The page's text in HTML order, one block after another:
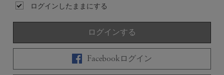
ログインしたままにする
ログインする
Facebookログイン